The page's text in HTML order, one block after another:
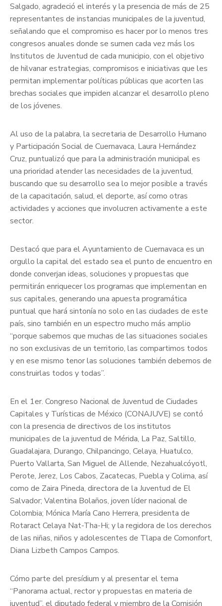
Salgado, agradeció el interés y la presencia de más de 25
representantes de instancias municipales de la juventud,
señalando que el compromiso es hacer por lo menos tres
congresos anuales donde se sumen cada vez más los
Institutos de Juventud de cada municipio, con el objetivo
de hilvanar estrategias, compromisos e iniciativas que les
permitan implementar políticas públicas que acorten las
brechas sociales que impiden alcanzar el desarrollo pleno
de los jóvenes.
Al uso de la palabra, la secretaria de Desarrollo Humano
y Participación Social de Cuernavaca, Laura Hernández
Cruz, puntualizó que para la administración municipal es
una prioridad atender las necesidades de la juventud,
buscando que su desarrollo sea lo mejor posible a través
de la capacitación, salud, el deporte, así como otras
actividades y acciones que involucren activamente a este
sector.
Destacó que para el Ayuntamiento de Cuernavaca es un
orgullo la capital del estado sea el punto de encuentro en
donde converjan ideas, soluciones y propuestas que
permitirán enriquecer los programas que implementan en
sus capitales, generando una apuesta programática
puntual que hará sintonía no solo en las ciudades de este
país, sino también en un espectro mucho más amplio
“porque sabemos que muchas de las situaciones sociales
no son exclusivas de un territorio, las compartimos todos
y en ese mismo tenor las soluciones también debemos de
construirlas todos y todas”.
En el 1er. Congreso Nacional de Juventud de Ciudades
Capitales y Turísticas de México (CONAJUVE) se contó
con la presencia de directivos de los institutos
municipales de la juventud de Mérida, La Paz, Saltillo,
Guadalajara, Durango, Chilpancingo, Celaya, Huatulco,
Puerto Vallarta, San Miguel de Allende, Nezahualcóyotl,
Perote, Jerez, Los Cabos, Zacatecas, Puebla y Colima, así
como de Zaira Pineda, directora de la Juventud de El
Salvador; Valentina Bolaños, joven líder nacional de
Colombia; Mónica María Cano Herrera, presidenta de
Rotaract Celaya Nat-Tha-Hi; y la regidora de los derechos
de las niñas, niños y adolescentes de Tlapa de Comonfort,
Diana Lizbeth Campos Campos.
Cómo parte del presídium y al presentar el tema
“Panorama actual, rector y propuestas en materia de
juventud”, el diputado federal y miembro de la Comisión